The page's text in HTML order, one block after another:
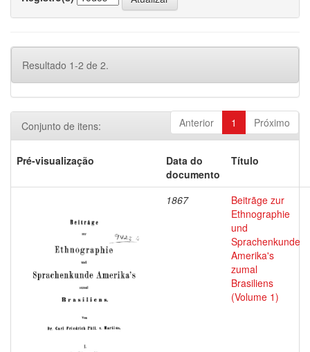
Resultado 1-2 de 2.
Anterior 1 Próximo
Conjunto de itens:
Pré-visualização
Data do
documento
Título
1867
Beitrãge zur
Ethnographie
und
Sprachenkunde
Amerika's
zumal
Brasiliens
(Volume 1)